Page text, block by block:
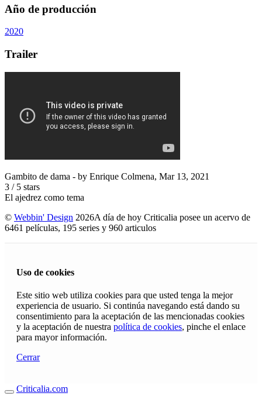
Año de producción
2020
Trailer
Gambito de dama - by Enrique Colmena, Mar 13, 2021
3 / 5 stars
El ajedrez como tema
© Webbin' Design 2026A día de hoy Criticalia posee un acervo de
6461 películas, 195 series y 960 articulos
Uso de cookies
Este sitio web utiliza cookies para que usted tenga la mejor
experiencia de usuario. Si continúa navegando está dando su
consentimiento para la aceptación de las mencionadas cookies
y la aceptación de nuestra política de cookies, pinche el enlace
para mayor información.
Cerrar
Criticalia.com